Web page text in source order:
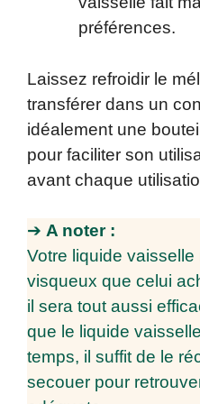
préférences.
Laissez refroidir le
transférer dans un
idéalement une
pour faciliter son
avant chaque
➔ A noter :
Votre liquide
visqueux que celui
il sera tout aussi
que le liquide
temps, il suffit de le
secouer pour